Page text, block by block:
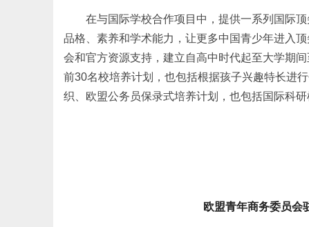
在与国际学校合作项目中，提供一系列国际
品格、素养和学术能力，让更多中国青少年进入
会和官方资源支持，建立自高中时代起至大学期
前30名校培养计划，也包括根据孩子兴趣特长进
织、欧盟公务员保录式培养计划，也包括国际科研
欧盟青年商务委员会